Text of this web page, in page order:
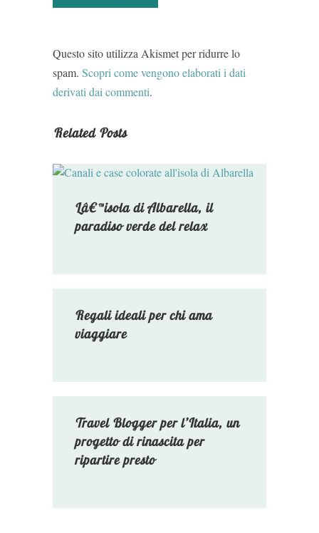
Questo sito utilizza Akismet per ridurre lo
spam. Scopri come vengono elaborati i dati
derivati dai commenti.
Related Posts
Lâ€™isola di Albarella, il
paradiso verde del relax
Regali ideali per chi ama
viaggiare
Travel Blogger per l’Italia, un
progetto di rinascita per
ripartire presto